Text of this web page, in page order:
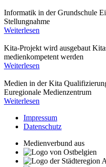
Informatik in der Grundschule
Stellungnahme
Weiterlesen
Kita-Projekt wird ausgebaut
medienkompetent werden
Weiterlesen
Medien in der Kita
Euregionale Medienzentrum
Weiterlesen
Impressum
Datenschutz
Medienverbund aus